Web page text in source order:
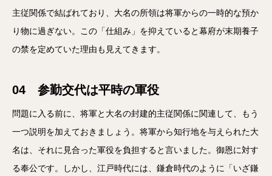
主従関係で結ばれており、大名の所領は将軍からの一時的な預か
り物に過ぎない。この「仕組み」を抑えていると幕府が末期養子
の禁を定めていた理由も見えてきます。
04 参勤交代は平時の軍役
問題に入る前に、将軍と大名の封建的主従関係に関連して、もう
一つ説明を加えておきましょう。将軍から知行地を与えられた大
名は、それに見合った軍役を負担すると言いました。御恩に対す
る奉公です。しかし、江戸時代には、鎌倉時代のように「いざ鎌